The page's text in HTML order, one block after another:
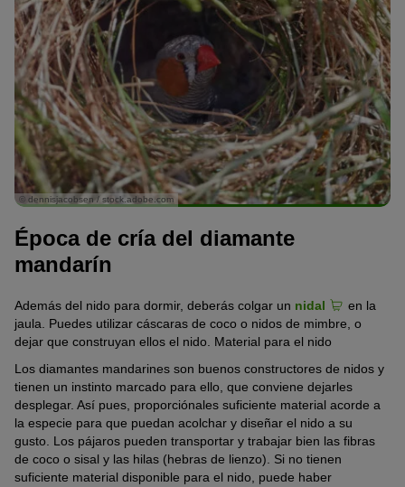
© dennisjacobsen / stock.adobe.com
Época de cría del diamante
mandarín
Además del nido para dormir, deberás colgar un nidal
en la
jaula. Puedes utilizar cáscaras de coco o nidos de mimbre, o
dejar que construyan ellos el nido. Material para el nido
Los diamantes mandarines son buenos constructores de nidos y
tienen un instinto marcado para ello, que conviene dejarles
desplegar. Así pues, proporciónales suficiente material acorde a
la especie para que puedan acolchar y diseñar el nido a su
gusto. Los pájaros pueden transportar y trabajar bien las fibras
de coco o sisal y las hilas (hebras de lienzo). Si no tienen
suficiente material disponible para el nido, puede haber